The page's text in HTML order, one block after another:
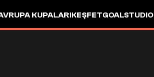
KUPALARIKEŞFETGOALSTUDIO